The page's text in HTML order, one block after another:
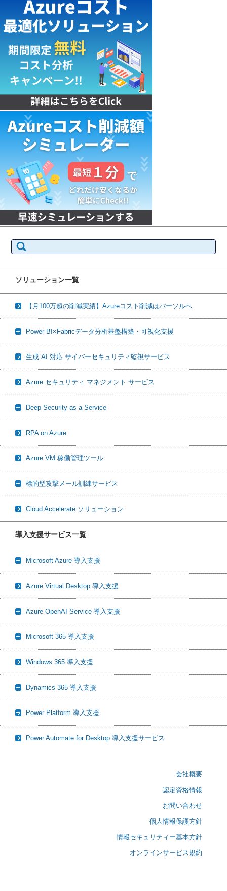
索:
ソリューション一覧
【月100万超の削減実績】Azureコスト削減はパーソルへ
Power BI×Fabricデータ分析基盤構築・可視化支援
生成 AI 対応 サイバーセキュリティ監視サービス
Azure セキュリティ マネジメント サービス
Deep Security as a Service
RPA on Azure
Azure VM 稼働管理ツール
標的型攻撃メール訓練サービス
Cloud Accelerate ソリューション
導入支援サービス一覧
Microsoft Azure 導入支援
Azure Virtual Desktop 導入支援
Azure OpenAI Service 導入支援
Microsoft 365 導入支援
Windows 365 導入支援
Dynamics 365 導入支援
Power Platform 導入支援
Power Automate for Desktop 導入支援サービス
会社概要
認定資格情報
お問い合わせ
個人情報保護方針
情報セキュリティー基本方針
オンラインサービス規約